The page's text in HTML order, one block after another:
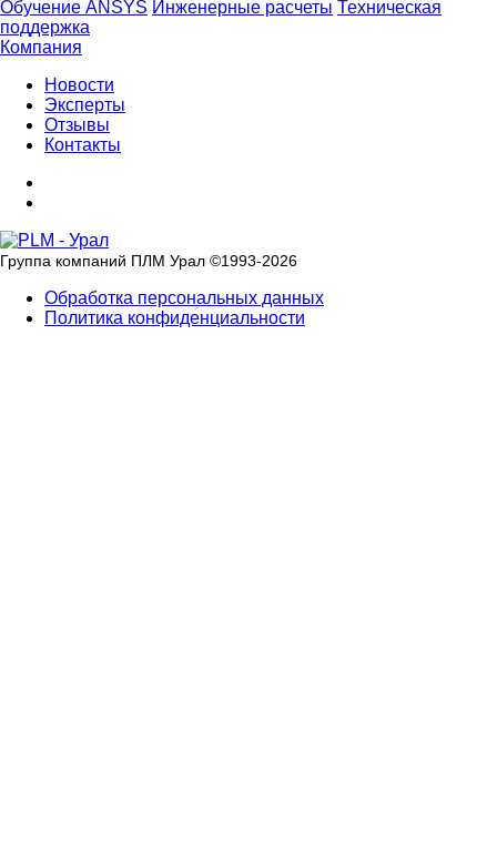
Обучение ANSYS Инженерные расчеты Техническая
поддержка
Компания
Новости
Эксперты
Отзывы
Контакты
Группа компаний ПЛМ Урал ©1993-2026
Обработка персональных данных
Политика конфиденциальности